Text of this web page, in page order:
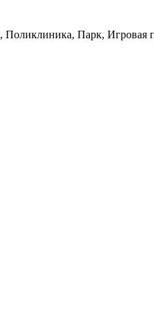
Парк, Игровая